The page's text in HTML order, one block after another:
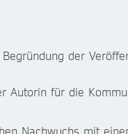
der
Autorin für die
Nachwuchs mit